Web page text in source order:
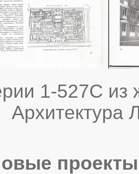
1-527С из
Архитектура